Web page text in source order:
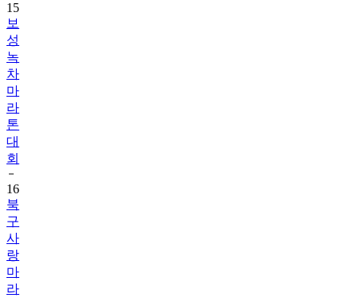
15
보
성
녹
차
마
라
톤
대
회
16
북
구
사
랑
마
라